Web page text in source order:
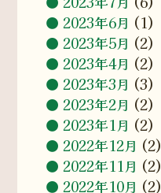
2023年6月 (1)
2023年5月 (2)
2023年4月 (2)
2023年3月 (3)
2023年2月 (2)
2023年1月 (2)
2022年12月 (2)
2022年11月 (2)
2022年10月 (2)